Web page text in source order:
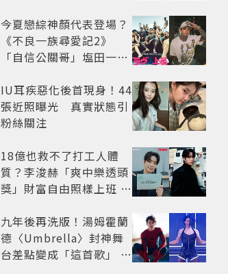
今夏戀綜神顏代表登場？
《不良一族尋愛記2》
「自信公關哥」塩田一馬
老闆
IU耳疾惡化後首現身！44
張近照曝光 真實狀態引
粉絲關注
18億也救不了打工人體
質？李浚赫「爽中樂透頭
獎」財富自由照樣上班 西
九年後再洗版！湯姆霍蘭
德〈Umbrella〉封神舞
台差點變成「這首歌」 造